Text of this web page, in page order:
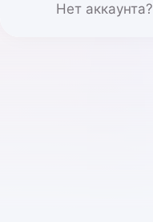
Нет аккаунта?